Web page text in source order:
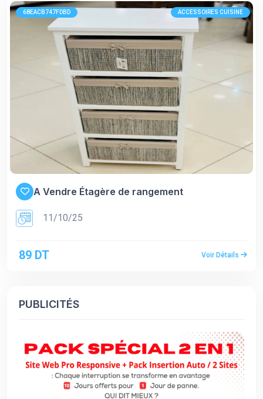
68EACB747FDBD ACCESSOIRES CUISINE
A Vendre Étagère de rangement
11/10/25
89 DT Voir Détails
PUBLICITÉS